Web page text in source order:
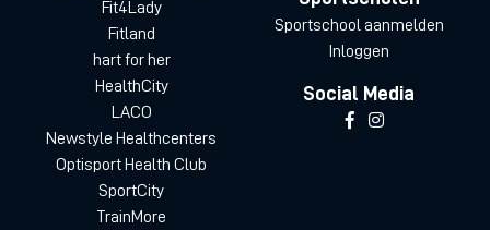
Fit4Lady
Fitland
hart for her
HealthCity
LACO
Newstyle Healthcenters
Optisport Health Club
SportCity
TrainMore
Sportschool aanmelden
Inloggen
Social Media